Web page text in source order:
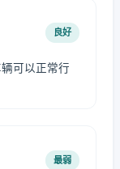
良好
可以正常行
最弱